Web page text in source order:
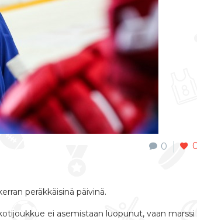
0
peräkkäisinä päivinä.
ei asemistaan luopunut, vaan marssi